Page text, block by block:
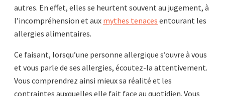
autres. En effet, elles se heurtent souvent au jugement, à
l’incompréhension et aux mythes tenaces entourant les
allergies alimentaires.
Ce faisant, lorsqu’une personne allergique s’ouvre à vous
et vous parle de ses allergies, écoutez-la attentivement.
Vous comprendrez ainsi mieux sa réalité et les
contraintes auxquelles elle fait face au quotidien. Vous